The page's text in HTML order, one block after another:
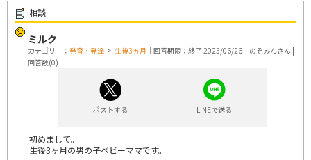
相談
ミルク
カテゴリー： 発育・発達 > 生後3ヵ月 ｜回答期限：終了 2025/06/26｜のぞみんさん |
回答数(0)
ポストする LINEで送る
初めまして。
生後3ヶ月の男の子ベビーママです。